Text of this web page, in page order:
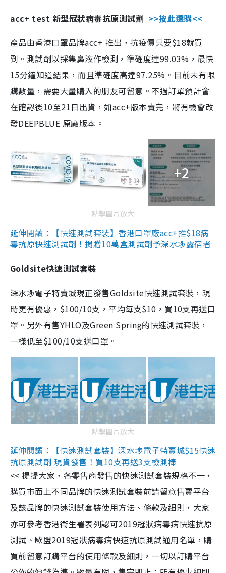
acc+ test 新型冠狀病毒抗原測試劑 >>按此選購<<
產品由香港口罩品牌acc+ 推出，抗疫價只要$18就買
到。測試劑以採集鼻液作檢測，準確度達99.03%，最快
15分鐘知道結果，而且準確度高達97.25%。目前未有限
購數量，需要大量購入的朋友可留意。不過訂單預計會
在確認後10至21日出貨，如acc+版本賣完，將有機會改
發DEEPBLUE 原廠版本。
+2
點擊圖片放大
延伸閱讀：【快速測試套裝】香港口罩廠acc+推$18病
毒抗原快速測試劑！捐贈10萬盒測試劑予深水埗露宿者
Goldsite快速測試套裝
深水埗電子特賣城現正發售Goldsite快速測試套裝，現
時更有優惠，$100/10支，平均每支$10，買10支再送口
罩。另外有售YHLO及Green Spring的快速測試套裝，
一樣低至$100/10支送口罩。
點擊圖片放大
延伸閱讀：【快速測試套裝】深水埗電子特賣城$15快速
抗原測試劑 現貨發售！買10支再送3支檢測棒
<< 提提大家，各零售商發售的快速測試套裝規格不一，
購買市面上不同品牌的快速測試套裝前請留意售賣平台
及該品牌的快速測試套裝使用方法、條款及細則，大家
亦可參考香港衞生署表列認可2019冠狀病毒病快速抗原
測試、歐盟2019冠狀病毒病快速抗原測試通用名單，購
買前留意訂購平台的使用條款及細則，一切以訂購平台